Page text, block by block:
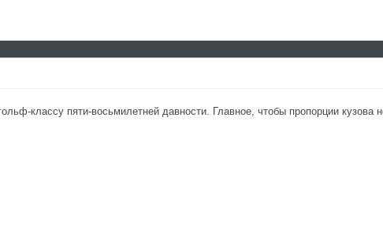
классу пяти-восьмилетней давности. Главное, чтобы пропорции кузова